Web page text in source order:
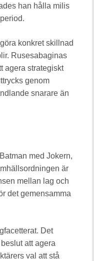
han hålla milis
konkret skillnad
Rusesabaginas
agera strategiskt
genom
snarare än
med Jokern,
är
mellan lag och
det gemensamma
Det
att agera
val att stå